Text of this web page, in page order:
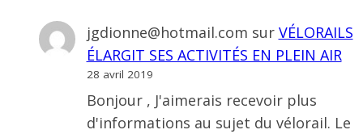
jgdionne@hotmail.com sur VÉLORAILS
ÉLARGIT SES ACTIVITÉS EN PLEIN AIR
28 avril 2019
Bonjour , J'aimerais recevoir plus
d'informations au sujet du vélorail. Le